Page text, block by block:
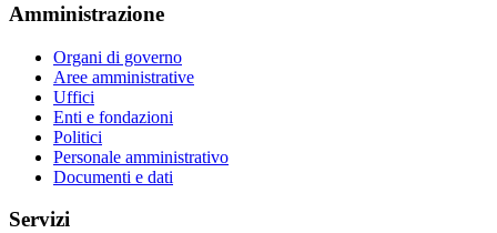
Amministrazione
Organi di governo
Aree amministrative
Uffici
Enti e fondazioni
Politici
Personale amministrativo
Documenti e dati
Servizi